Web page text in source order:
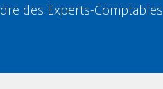
des Experts-Comptables